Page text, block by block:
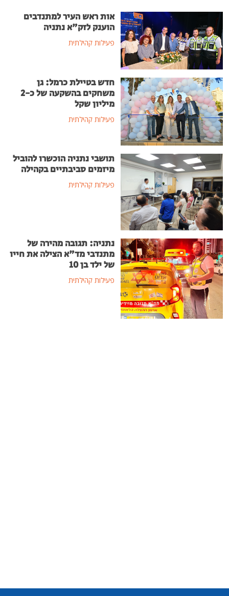
אות ראש העיר למתנדבים
הוענק לזק"א נתניה
פעילות קהילתית
חדש בטיילת כרמל: גן
משחקים בהשקעה של כ-2
מיליון שקל
פעילות קהילתית
תושבי נתניה הוכשרו להוביל
מיזמים סביבתיים בקהילה
פעילות קהילתית
נתניה: תגובה מהירה של
מתנדבי מד"א הצילה את חייו
של ילד בן 10
פעילות קהילתית